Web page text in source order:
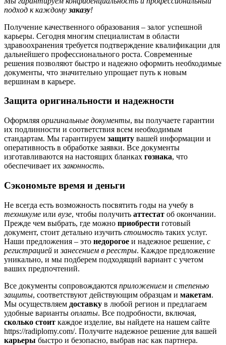
подход к каждому заказу!
Получение качественного образования – залог успешной
карьеры. Сегодня многим специалистам в области
здравоохранения требуется подтверждение квалификации для
дальнейшего профессионального роста. Современные
решения позволяют быстро и надежно оформить необходимые
документы, что значительно упрощает путь к новым
вершинам в карьере.
Защита оригинальности и надежности
Оформляя оригинальные документы, вы получаете гарантии
их подлинности и соответствия всем необходимым
стандартам. Мы гарантируем защиту вашей информации и
оперативность в обработке заявки. Все документы
изготавливаются на настоящих бланках гознака, что
обеспечивает ихзаконность.
Сэкономьте время и деньги
Не всегда есть возможность посвятить годы на учебу в
техникуме или вузе, чтобы получить аттестат об окончании.
Прежде чем выбрать, где можно приобрести готовый
документ, стоит детально изучить стоимость таких услуг.
Наши предложения – это недорогое и надежное решение, с
регистрацией изанесением в реестры. Каждое предложение
уникально, и мы подберем подходящий вариант с учетом
ваших предпочтений.
Все документы сопровождаются приложением и степенью
защиты, соответствуют действующим образцам и макетам.
Мы осуществляем доставку в любой регион и предлагаем
удобные варианты оплаты. Все подробности, включая,
сколько стоит каждое изделие, вы найдете на нашем сайте
https://radiplomy.com/. Получите надежное решение для вашей
карьеры быстро и безопасно, выбрав нас как партнера.